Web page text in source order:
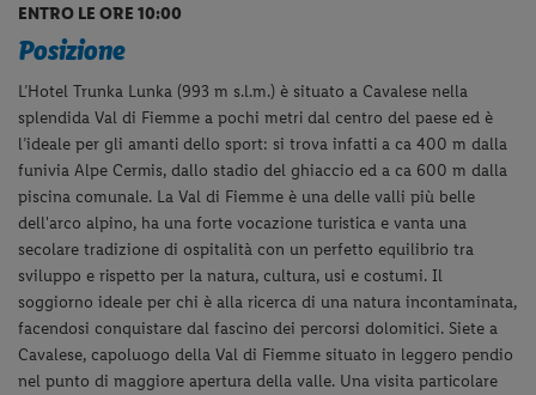
ENTRO LE ORE 10:00
Posizione
L’Hotel Trunka Lunka (993 m s.l.m.) è situato a Cavalese nella
splendida Val di Fiemme a pochi metri dal centro del paese ed è
l’ideale per gli amanti dello sport: si trova infatti a ca 400 m dalla
funivia Alpe Cermis, dallo stadio del ghiaccio ed a ca 600 m dalla
piscina comunale. La Val di Fiemme è una delle valli più belle
dell'arco alpino, ha una forte vocazione turistica e vanta una
secolare tradizione di ospitalità con un perfetto equilibrio tra
sviluppo e rispetto per la natura, cultura, usi e costumi. Il
soggiorno ideale per chi è alla ricerca di una natura incontaminata,
facendosi conquistare dal fascino dei percorsi dolomitici. Siete a
Cavalese, capoluogo della Val di Fiemme situato in leggero pendio
nel punto di maggiore apertura della valle. Una visita particolare